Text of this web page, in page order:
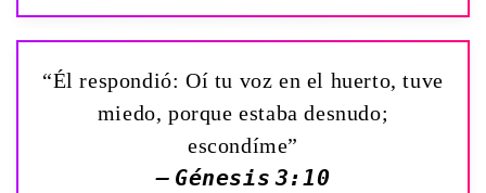
“Él respondió: Oí tu voz en el huerto, tuve
miedo, porque estaba desnudo;
escondíme”
— Génesis 3:10